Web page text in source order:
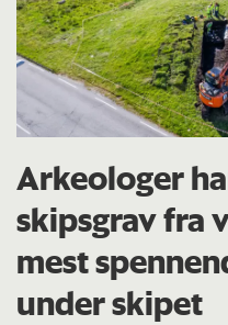
Arkeologer
skipsgrav fra
mest
under skipet